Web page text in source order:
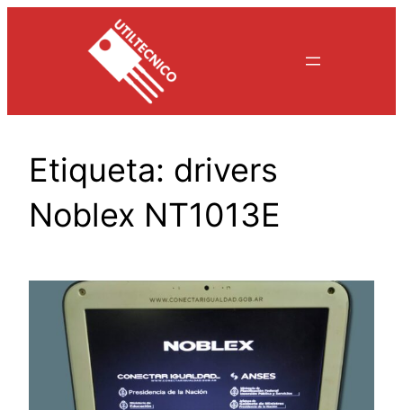
Etiqueta: drivers
Noblex NT1013E